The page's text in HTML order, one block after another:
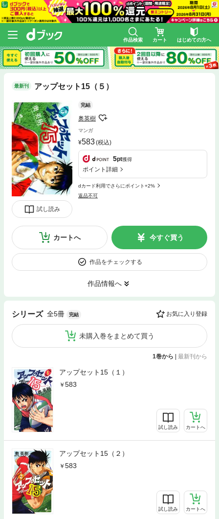
作品検索 カート はじめての方へ
最新刊 アップセット15（５）
試し読み
完結
奥英樹
マンガ
583(税込)
5pt獲得
ポイント詳細
dカード利用でさらにポイント+2%
返品不可
カートへ 今すぐ買う
作品をチェックする
作品情報へ
シリーズ 全5冊 完結 お気に入り登録
未購入巻をまとめて買う
1巻から 最新刊から
アップセット15（１）
583
試し読み カートへ
アップセット15（２）
583
試し読み カートへ